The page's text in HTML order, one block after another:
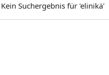
Kein Suchergebnis für 'elinikä'